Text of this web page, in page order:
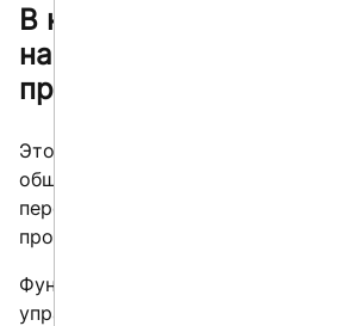
В каких
направлениях
происходит наиболее
Этот вопрос мы задавали
общем виде, однако те, кто
перехода на другие системы,
про ситуацию в своей компании.
Функционал управления
управления персоналом (19%)